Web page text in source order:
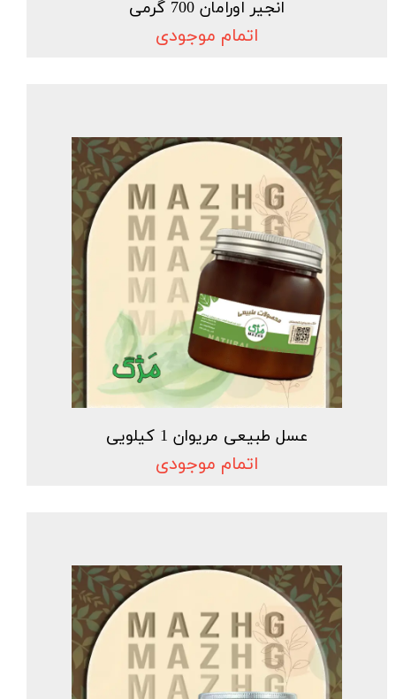
انجیر اورامان 700 گرمی
اتمام موجودی
عسل طبیعی مریوان 1 کیلویی
اتمام موجودی